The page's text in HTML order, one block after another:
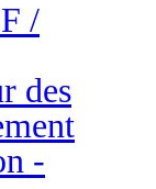
/
des
-